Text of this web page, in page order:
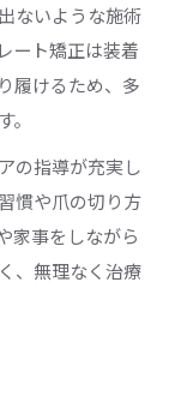
ないような施術
ート矯正は装着
履けるため、多
の指導が充実し
慣や爪の切り方
家事をしながら
、無理なく治療